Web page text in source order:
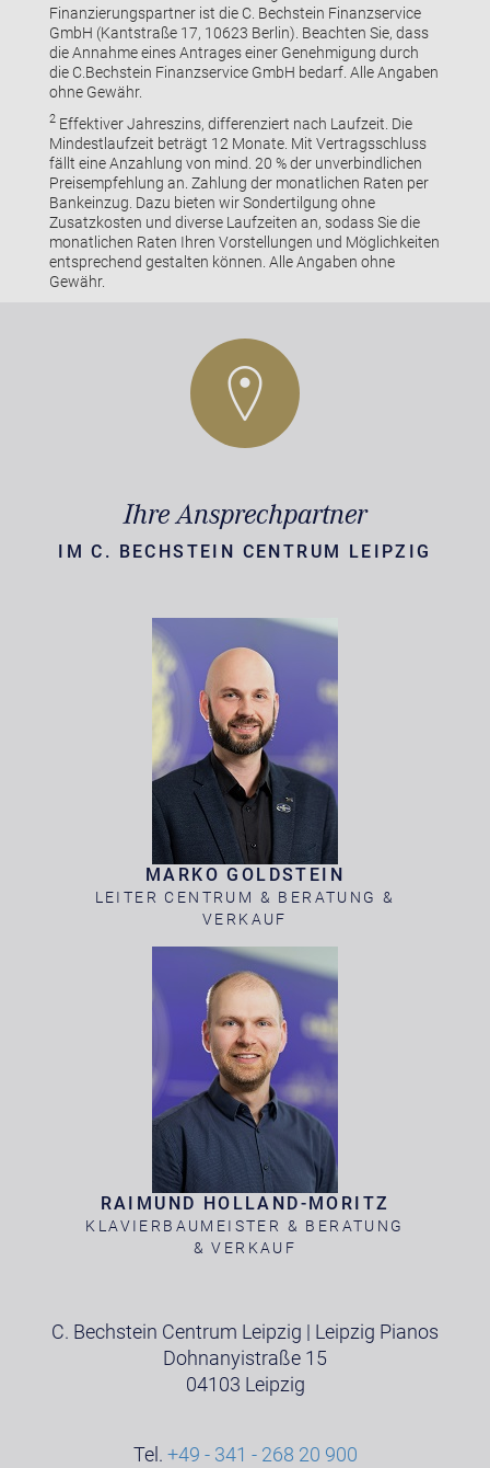
Finanzierungspartner ist die C. Bechstein Finanzservice
GmbH (Kantstraße 17, 10623 Berlin). Beachten Sie, dass
die Annahme eines Antrages einer Genehmigung durch
die C.Bechstein Finanzservice GmbH bedarf. Alle Angaben
ohne Gewähr.
2Effektiver Jahreszins, differenziert nach Laufzeit. Die
Mindestlaufzeit beträgt 12 Monate. Mit Vertragsschluss
fällt eine Anzahlung von mind. 20 % der unverbindlichen
Preisempfehlung an. Zahlung der monatlichen Raten per
Bankeinzug. Dazu bieten wir Sondertilgung ohne
Zusatzkosten und diverse Laufzeiten an, sodass Sie die
monatlichen Raten Ihren Vorstellungen und Möglichkeiten
entsprechend gestalten können. Alle Angaben ohne
Gewähr.
Ihre Ansprechpartner
IM C. BECHSTEIN CENTRUM LEIPZIG
MARKO GOLDSTEIN
LEITER CENTRUM & BERATUNG &
VERKAUF
RAIMUND HOLLAND-MORITZ
KLAVIERBAUMEISTER & BERATUNG
& VERKAUF
C. Bechstein Centrum Leipzig | Leipzig Pianos
Dohnanyistraße 15
04103 Leipzig
Tel. +49 - 341 - 268 20 900